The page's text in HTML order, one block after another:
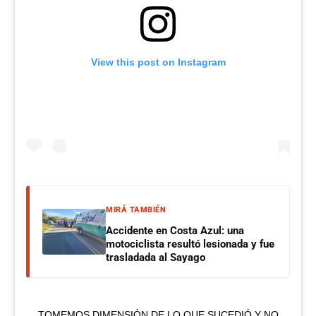
View this post on Instagram
MIRÁ TAMBIÉN
Accidente en Costa Azul: una
motociclista resultó lesionada y fue
trasladada al Sayago